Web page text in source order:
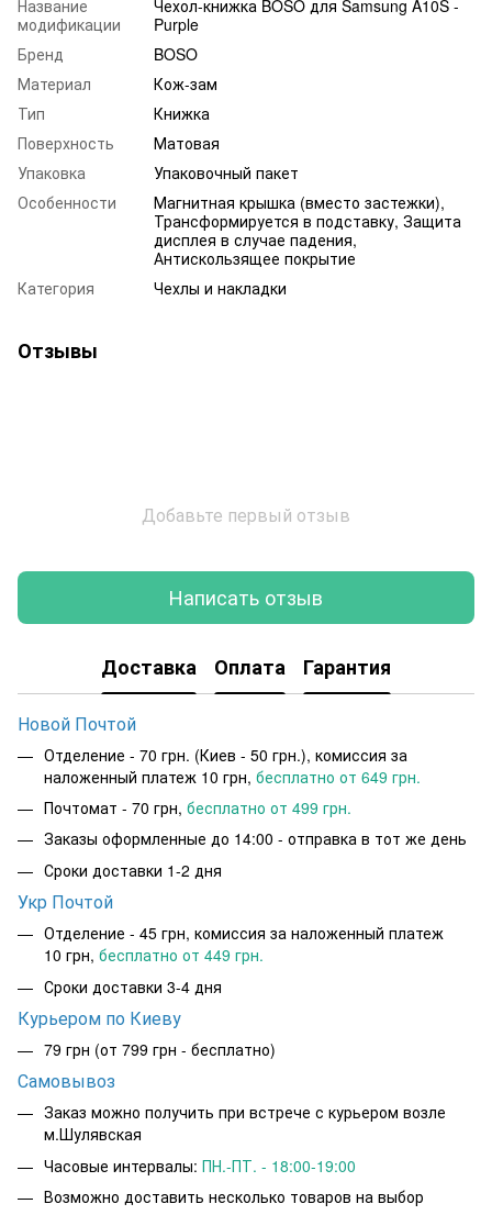
Название
модификации
Чехол-книжка BOSO для Samsung A10S -
Purple
Бренд
BOSO
Материал
Кож-зам
Тип
Книжка
Поверхность
Матовая
Упаковка
Упаковочный пакет
Особенности
Магнитная крышка (вместо застежки),
Трансформируется в подставку, Защита
дисплея в случае падения,
Антискользящее покрытие
Категория
Чехлы и накладки
Отзывы
Добавьте первый отзыв
Написать отзыв
Доставка Оплата Гарантия
Новой Почтой
Отделение - 70 грн. (Киев - 50 грн.), комиссия за
наложенный платеж 10 грн, бесплатно от 649 грн.
Почтомат - 70 грн, бесплатно от 499 грн.
Заказы оформленные до 14:00 - отправка в тот же день
Сроки доставки 1-2 дня
Укр Почтой
Отделение - 45 грн, комиссия за наложенный платеж
10 грн, бесплатно от 449 грн.
Сроки доставки 3-4 дня
Курьером по Киеву
79 грн (от 799 грн - бесплатно)
Самовывоз
Заказ можно получить при встрече с курьером возле
м.Шулявская
Часовые интервалы: ПН.-ПТ. - 18:00-19:00
Возможно доставить несколько товаров на выбор